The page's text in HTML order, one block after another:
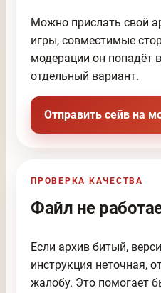
Можно прислать свой
игры, совместимые
модерации он попадёт
отдельный вариант.
Отправить сейв на
ПРОВЕРКА КАЧЕСТВА
Файл не
Если архив битый,
инструкция неточная,
жалобу. Это помогает